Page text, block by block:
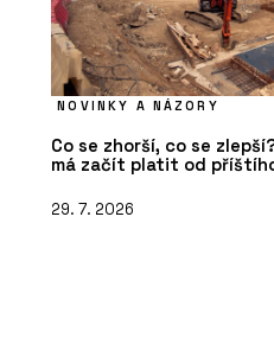
NOVINKY A NÁZORY
Co se zhorší, co se
má začít platit od
29. 7. 2026